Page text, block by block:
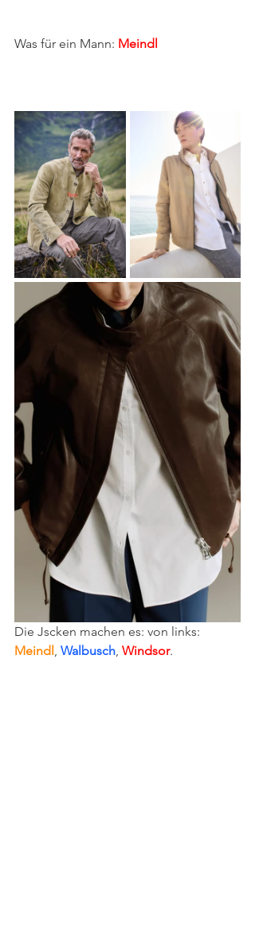
Was für ein Mann: Meindl
Die Jscken machen es: von links:
Meindl , Walbusch, Windsor.